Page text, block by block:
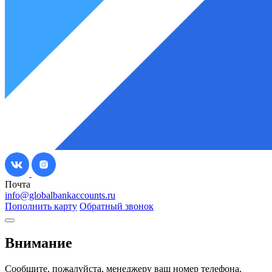
Почта
info@globalbankaccounts.ru
Пополнить карту Обратный звонок
Внимание
Сообщите, пожалуйста, менеджеру ваш номер телефона,